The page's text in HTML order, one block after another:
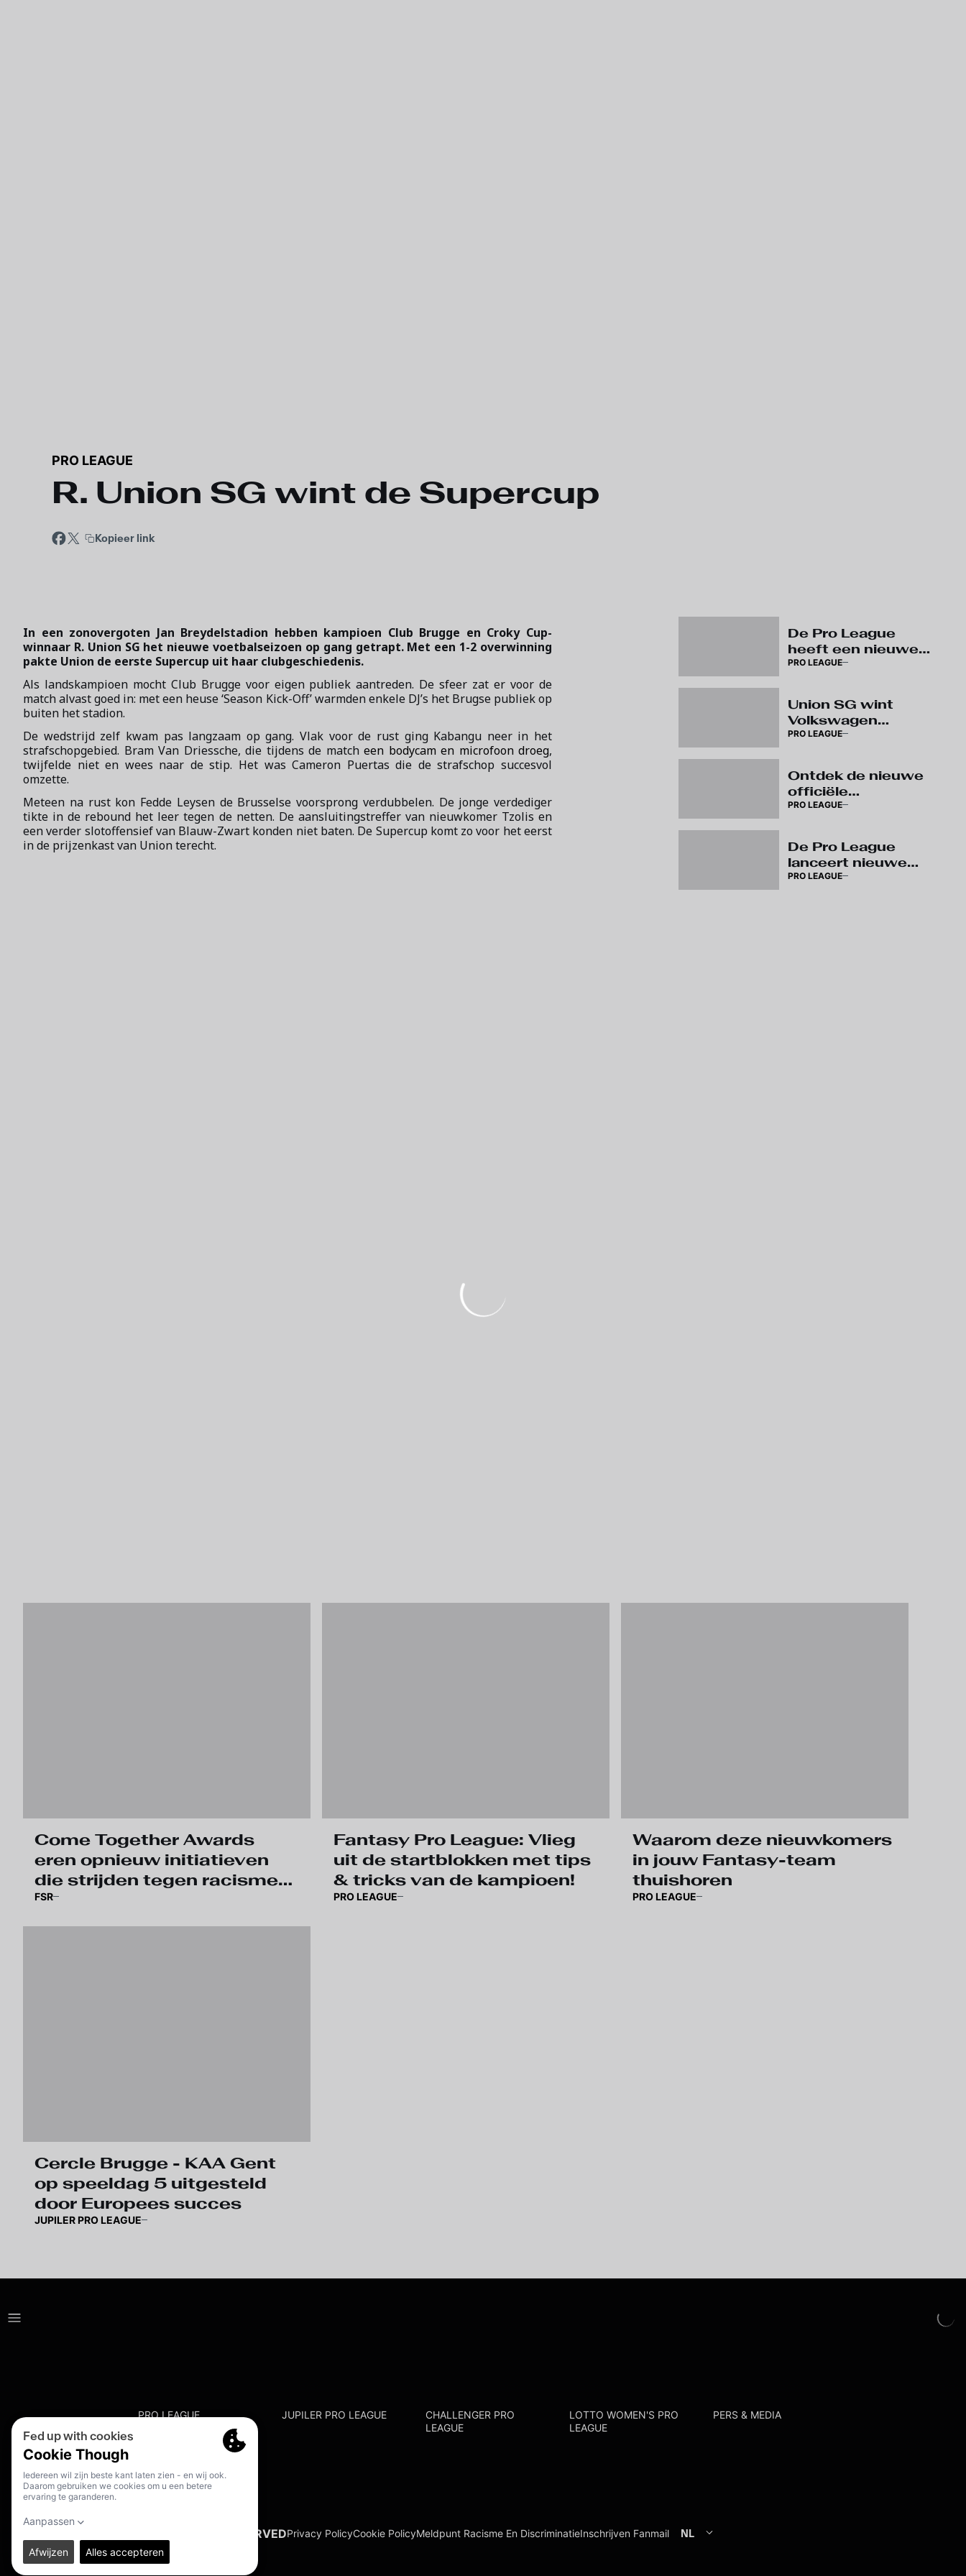
PRO LEAGUE
R. Union SG wint de Supercup
Kopieer link
In een zonovergoten Jan Breydelstadion hebben kampioen Club Brugge en Croky Cup-
winnaar R. Union SG het nieuwe voetbalseizoen op gang getrapt. Met een 1-2 overwinning
pakte Union de eerste Supercup uit haar clubgeschiedenis.
Als landskampioen mocht Club Brugge voor eigen publiek aantreden. De sfeer zat er voor de
match alvast goed in: met een heuse ‘Season Kick-Off’ warmden enkele DJ’s het Brugse publiek op
buiten het stadion.
De wedstrijd zelf kwam pas langzaam op gang. Vlak voor de rust ging Kabangu neer in het
strafschopgebied. Bram Van Driessche, die tijdens de match een bodycam en microfoon droeg,
twijfelde niet en wees naar de stip. Het was Cameron Puertas die de strafschop succesvol
omzette.
Meteen na rust kon Fedde Leysen de Brusselse voorsprong verdubbelen. De jonge verdediger
tikte in de rebound het leer tegen de netten. De aansluitingstreffer van nieuwkomer Tzolis en
een verder slotoffensief van Blauw-Zwart konden niet baten. De Supercup komt zo voor het eerst
in de prijzenkast van Union terecht.
De Pro League
heeft een nieuwe
soundtrack:
Reset’
PRO LEAGUE
Union SG wint
Volkswagen
Supercup en pakt
seizoen
PRO LEAGUE
Ontdek de nieuwe
officiële
wedstrijdbal van
PRO LEAGUE
De Pro League
lanceert nieuwe
huisstijl: ‘Live The
PRO LEAGUE
Come Together Awards
eren opnieuw initiatieven
die strijden tegen racisme
en discriminatie
FSR
Fantasy Pro League: Vlieg
uit de startblokken met tips
& tricks van de kampioen!
PRO LEAGUE
Waarom deze nieuwkomers
in jouw Fantasy-team
thuishoren
PRO LEAGUE
Cercle Brugge - KAA Gent
op speeldag 5 uitgesteld
door Europees succes
JUPILER PRO LEAGUE
PRO LEAGUE JUPILER PRO LEAGUE
CHALLENGER PRO
LEAGUE
LOTTO WOMEN'S PRO
LEAGUE
PERS & MEDIA
NL
Privacy PolicyCookie PolicyMeldpunt Racisme En DiscriminatieInschrijven Fanmail
© 2026. PRO LEAGUE. ALL RIGHTS RESERVED